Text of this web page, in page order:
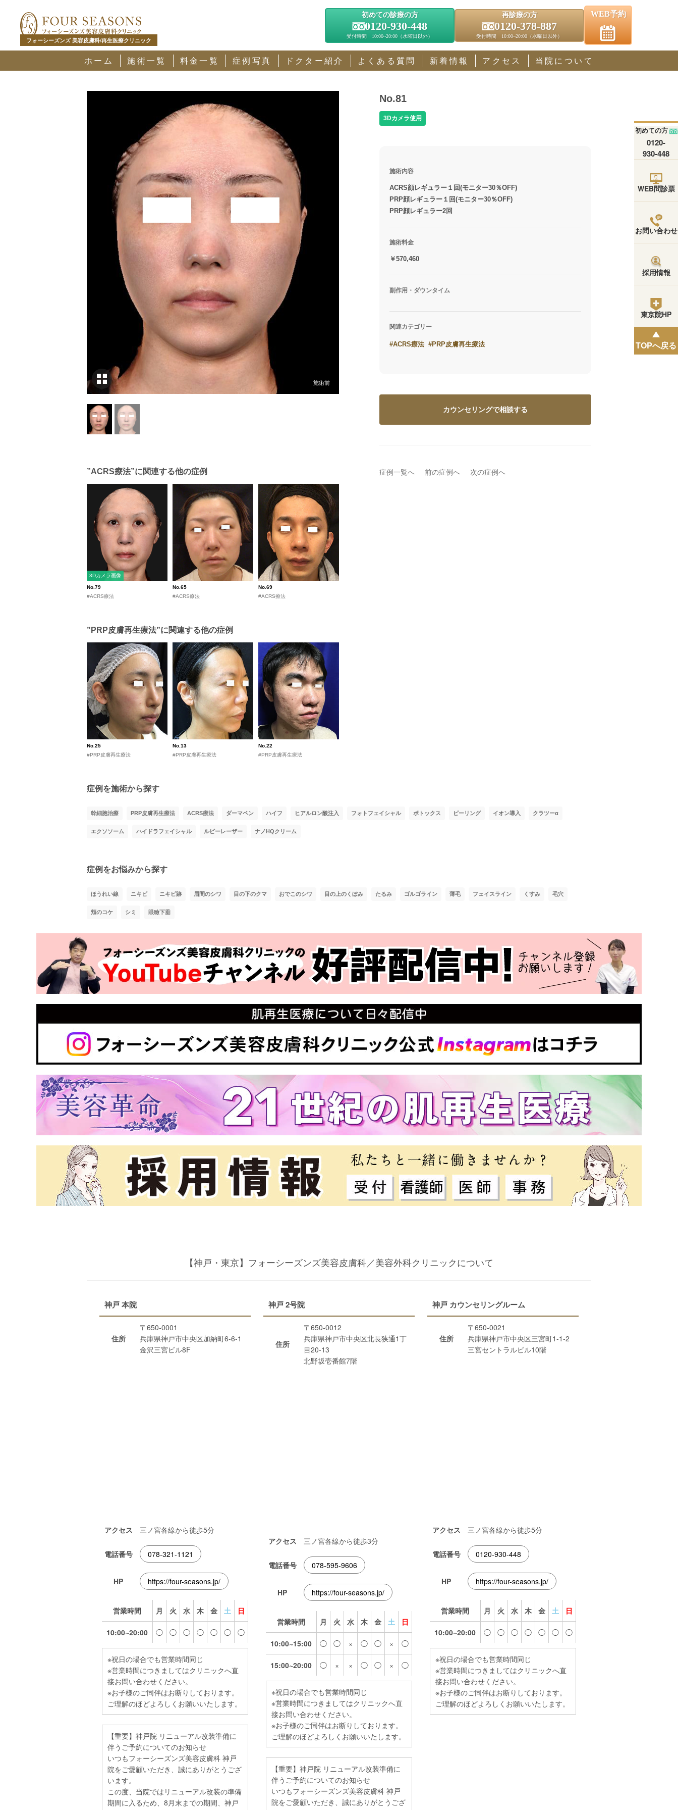
フォーシーズンズ 美容皮膚科/再生医療クリニック
初めての診療の方
0120-930-448
受付時間 10:00~20:00（水曜日以外）
再診療の方
0120-378-887
受付時間 10:00~20:00（水曜日以外）
WEB予約
初めての方
0120-
930-448
WEB問診票
お問い合わせ
採用情報
東京院HP
TOPへ戻る
ホーム 施術一覧 料金一覧 症例写真 ドクター紹介 よくある質問 新着情報 アクセス 当院について
施術前
”ACRS療法”に関連する他の症例
3Dカメラ画像
No.79
#ACRS療法
No.65
#ACRS療法
No.69
#ACRS療法
”PRP皮膚再生療法”に関連する他の症例
No.25
#PRP皮膚再生療法
No.13
#PRP皮膚再生療法
No.22
#PRP皮膚再生療法
No.81
3Dカメラ使用
施術内容
ACRS顔レギュラー１回(モニター30％OFF)
PRP顔レギュラー１回(モニター30％OFF)
PRP顔レギュラー2回
施術料金
￥570,460
副作用・ダウンタイム
関連カテゴリー
#ACRS療法 #PRP皮膚再生療法
カウンセリングで相談する
症例一覧へ 前の症例へ 次の症例へ
症例を施術から探す
幹細胞治療 PRP皮膚再生療法 ACRS療法 ダーマペン ハイフ ヒアルロン酸注入 フォトフェイシャル ボトックス ピーリング イオン導入 クラツーα
エクソソーム ハイドラフェイシャル ルビーレーザー ナノHQクリーム
症例をお悩みから探す
ほうれい線 ニキビ ニキビ跡 眉間のシワ 目の下のクマ おでこのシワ 目の上のくぼみ たるみ ゴルゴライン 薄毛 フェイスライン くすみ 毛穴
頬のコケ シミ 眼瞼下垂
【神戸・東京】フォーシーズンズ美容皮膚科／美容外科クリニックについて
神戸 本院
住所
〒650-0001
兵庫県神戸市中央区加納町6-6-1
金沢三宮ビル8F
アクセス 三ノ宮各線から徒歩5分
電話番号 078-321-1121
HP https://four-seasons.jp/
営業時間 月 火 水 木 金 土 日
10:00~20:00 ◯ ◯ ◯ ◯ ◯ ◯ ◯
※祝日の場合でも営業時間同じ
※営業時間につきましてはクリニックへ直
接お問い合わせください。
※お子様のご同伴はお断りしております。
ご理解のほどよろしくお願いいたします。
【重要】神戸院 リニューアル改装準備に
伴うご予約についてのお知らせ
いつもフォーシーズンズ美容皮膚科 神戸
院をご愛顧いただき、誠にありがとうござ
います。
この度、当院ではリニューアル改装の準備
期間に入るため、8月末までの期間、神戸
神戸 2号院
住所
〒650-0012
兵庫県神戸市中央区北長狭通1丁
目20-13
北野坂壱番館7階
アクセス 三ノ宮各線から徒歩3分
電話番号 078-595-9606
HP https://four-seasons.jp/
営業時間 月 火 水 木 金 土 日
10:00~15:00 ◯ ◯ × ◯ ◯ × ◯
15:00~20:00 ◯ × × ◯ ◯ × ◯
※祝日の場合でも営業時間同じ
※営業時間につきましてはクリニックへ直
接お問い合わせください。
※お子様のご同伴はお断りしております。
ご理解のほどよろしくお願いいたします。
【重要】神戸院 リニューアル改装準備に
伴うご予約についてのお知らせ
いつもフォーシーズンズ美容皮膚科 神戸
院をご愛顧いただき、誠にありがとうござ
神戸 カウンセリングルーム
住所
〒650-0021
兵庫県神戸市中央区三宮町1-1-2
三宮セントラルビル10階
アクセス 三ノ宮各線から徒歩5分
電話番号 0120-930-448
HP https://four-seasons.jp/
営業時間 月 火 水 木 金 土 日
10:00~20:00 ◯ ◯ ◯ ◯ ◯ ◯ ◯
※祝日の場合でも営業時間同じ
※営業時間につきましてはクリニックへ直
接お問い合わせください。
※お子様のご同伴はお断りしております。
ご理解のほどよろしくお願いいたします。